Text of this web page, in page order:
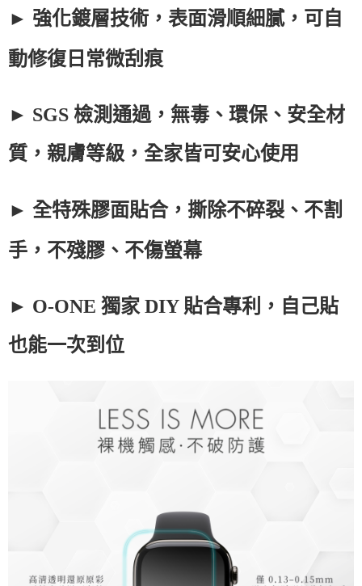
► 強化鍍層技術，表面滑順細膩，可自
動修復日常微刮痕
► SGS 檢測通過，無毒、環保、安全材
質，親膚等級，全家皆可安心使用
► 全特殊膠面貼合，撕除不碎裂、不割
手，不殘膠、不傷螢幕
► O-ONE 獨家 DIY 貼合專利，自己貼
也能一次到位